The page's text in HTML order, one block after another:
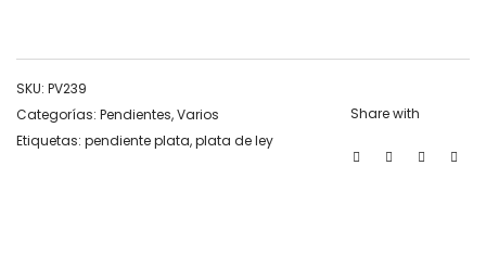
SKU: PV239
Categorías: Pendientes,Varios
Etiquetas: pendiente plata,plata de ley
Share with